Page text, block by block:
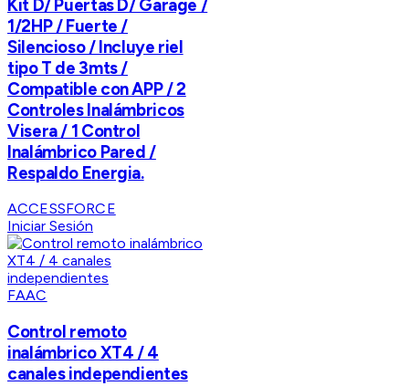
Kit D/ Puertas D/ Garage /
1/2HP / Fuerte /
Silencioso / Incluye riel
tipo T de 3mts /
Compatible con APP / 2
Controles Inalámbricos
Visera / 1 Control
Inalámbrico Pared /
Respaldo Energia.
ACCESSFORCE
Iniciar Sesión
FAAC
Control remoto
inalámbrico XT4 / 4
canales independientes